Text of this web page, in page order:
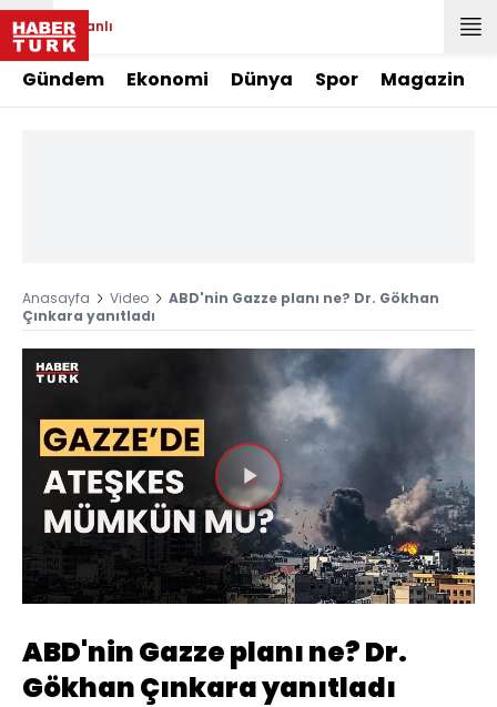
Canlı
Gündem Ekonomi Dünya Spor Magazin
Anasayfa Video
ABD'nin Gazze planı ne? Dr. Gökhan
Çınkara yanıtladı
Videoyu
Oynat
ABD'nin Gazze planı ne? Dr.
Gökhan Çınkara yanıtladı